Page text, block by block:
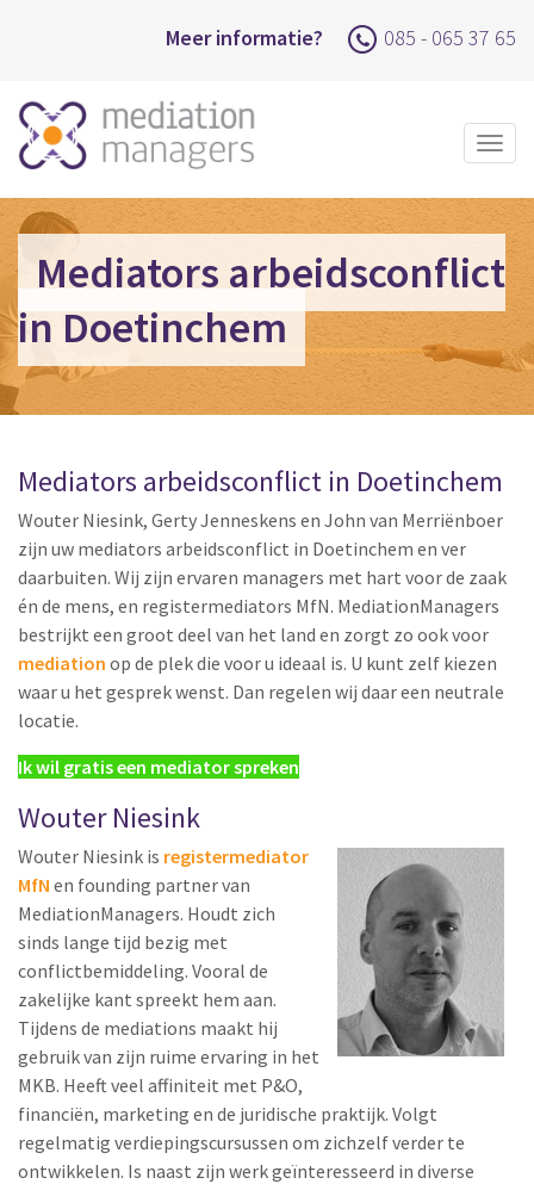
Meer informatie? 085 - 065 37 65
Mediators arbeidsconflict
in Doetinchem
Mediators arbeidsconflict in Doetinchem
Wouter Niesink, Gerty Jenneskens en John van Merriënboer
zijn uw mediators arbeidsconflict in Doetinchem en ver
daarbuiten. Wij zijn ervaren managers met hart voor de zaak
én de mens, en registermediators MfN. MediationManagers
bestrijkt een groot deel van het land en zorgt zo ook voor
mediation op de plek die voor u ideaal is. U kunt zelf kiezen
waar u het gesprek wenst. Dan regelen wij daar een neutrale
locatie.
Ik wil gratis een mediator spreken
Wouter Niesink
Wouter Niesink is registermediator
MfN en founding partner van
MediationManagers. Houdt zich
sinds lange tijd bezig met
conflictbemiddeling. Vooral de
zakelijke kant spreekt hem aan.
Tijdens de mediations maakt hij
gebruik van zijn ruime ervaring in het
MKB. Heeft veel affiniteit met P&O,
financiën, marketing en de juridische praktijk. Volgt
regelmatig verdiepingscursussen om zichzelf verder te
ontwikkelen. Is naast zijn werk geïnteresseerd in diverse